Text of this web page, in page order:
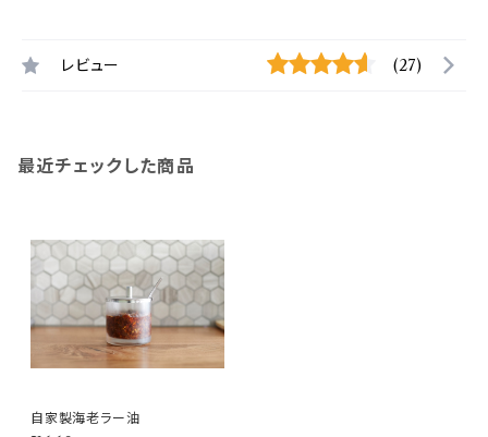
レビュー (27)
最近チェックした商品
自家製海老ラー油